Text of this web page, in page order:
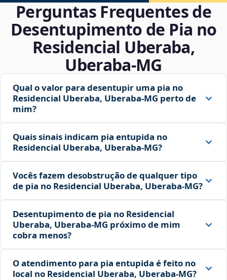
Perguntas Frequentes de
Desentupimento de Pia no
Residencial Uberaba,
Uberaba‑MG
Qual o valor para desentupir uma pia no
Residencial Uberaba, Uberaba‑MG perto de
mim?
Quais sinais indicam pia entupida no
Residencial Uberaba, Uberaba‑MG?
Vocês fazem desobstrução de qualquer tipo
de pia no Residencial Uberaba, Uberaba‑MG?
Desentupimento de pia no Residencial
Uberaba, Uberaba‑MG próximo de mim
cobra menos?
O atendimento para pia entupida é feito no
local no Residencial Uberaba, Uberaba‑MG?